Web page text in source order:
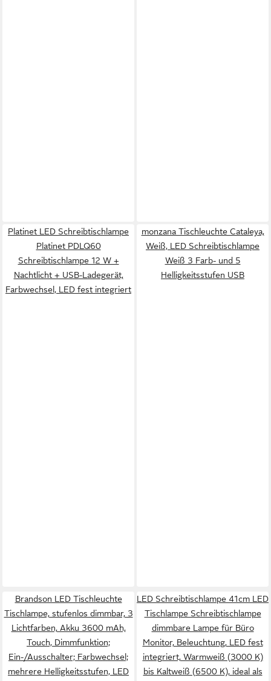
Platinet LED Schreibtischlampe
Platinet PDLQ60
Schreibtischlampe 12 W +
Nachtlicht + USB-Ladegerät,
Farbwechsel, LED fest integriert
monzana Tischleuchte Cataleya,
Weiß, LED Schreibtischlampe
Weiß 3 Farb- und 5
Helligkeitsstufen USB
Brandson LED Tischleuchte
Tischlampe, stufenlos dimmbar, 3
Lichtfarben, Akku 3600 mAh,
Touch, Dimmfunktion;
Ein-/Ausschalter; Farbwechsel;
mehrere Helligkeitsstufen, LED
LED Schreibtischlampe 41cm LED
Tischlampe Schreibtischlampe
dimmbare Lampe für Büro
Monitor, Beleuchtung, LED fest
integriert, Warmweiß (3000 K)
bis Kaltweiß (6500 K), ideal als